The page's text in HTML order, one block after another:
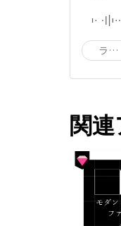
ライフ
関